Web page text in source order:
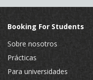
Booking For Students
Sobre nosotros
Prácticas
Para universidades